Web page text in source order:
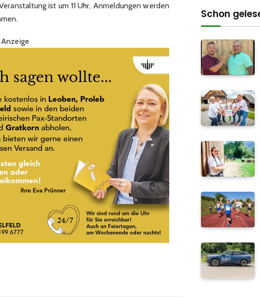
ist um 11 Uhr, Anmeldungen werden
Anzeige
Schon